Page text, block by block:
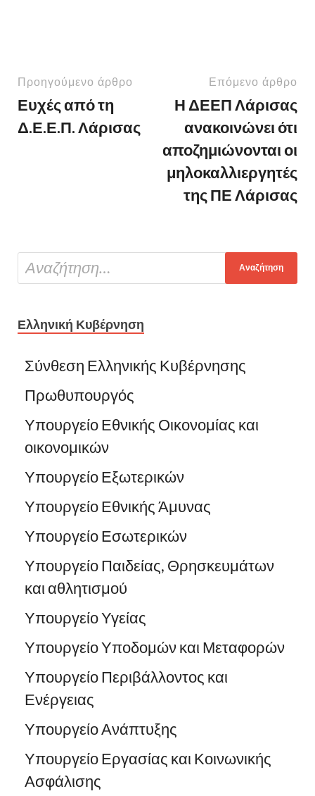
Προηγούμενο άρθρο
Ευχές από τη
Δ.Ε.Ε.Π. Λάρισας
Επόμενο άρθρο
Η ΔΕΕΠ Λάρισας
ανακοινώνει ότι
αποζημιώνονται οι
μηλοκαλλιεργητές
της ΠΕ Λάρισας
Ελληνική Κυβέρνηση
Σύνθεση Ελληνικής Κυβέρνησης
Πρωθυπουργός
Υπουργείο Εθνικής Οικονομίας και
οικονομικών
Υπουργείο Εξωτερικών
Υπουργείο Εθνικής Άμυνας
Υπουργείο Εσωτερικών
Υπουργείο Παιδείας, Θρησκευμάτων
και αθλητισμού
Υπουργείο Υγείας
Υπουργείο Υποδομών και Μεταφορών
Υπουργείο Περιβάλλοντος και
Ενέργειας
Υπουργείο Ανάπτυξης
Υπουργείο Εργασίας και Κοινωνικής
Ασφάλισης